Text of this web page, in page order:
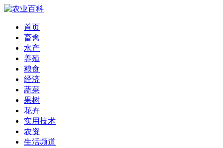
首页
畜禽
水产
养殖
粮食
经济
蔬菜
果树
花卉
实用技术
农资
生活频道